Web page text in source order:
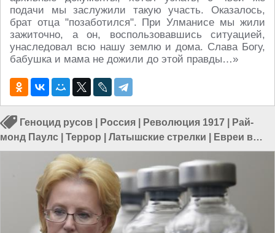
подачи мы заслужили такую участь. Оказалось,
брат отца "позаботился". При Улманисе мы жили
зажиточно, а он, воспользовавшись ситуацией,
унаследовал всю нашу землю и дома. Слава Богу,
бабушка и мама не дожили до этой правды…»
Геноцид русов Россия Революция 1917
Рай­
монд Паулс
Террор Латышские стрелки
Евреи в
России|Геноцид в России